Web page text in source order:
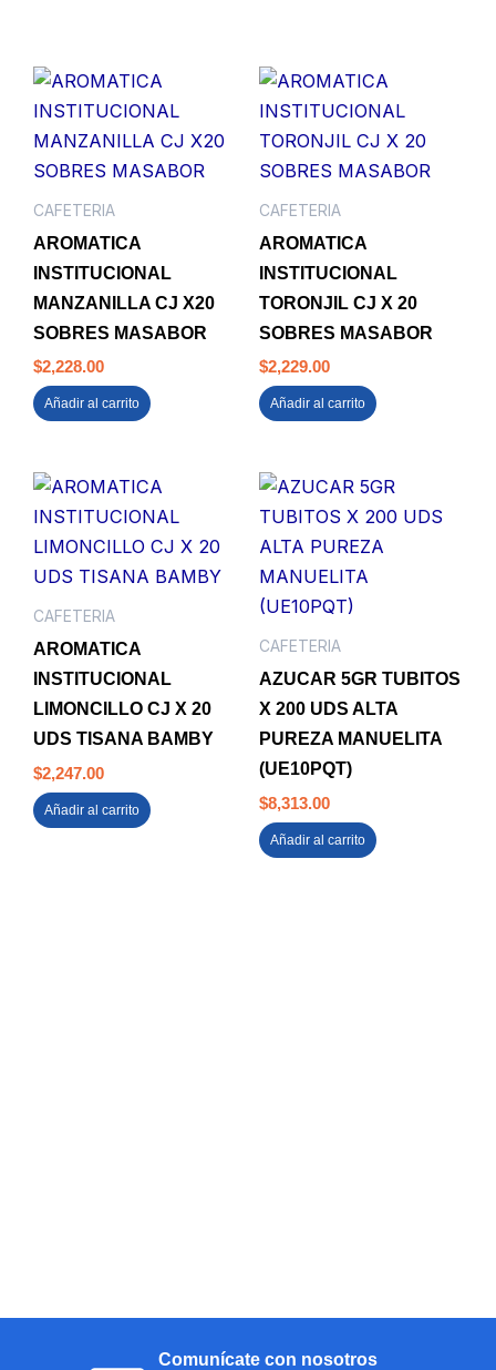
CAFETERIA
AROMATICA
INSTITUCIONAL
MANZANILLA CJ X20
SOBRES MASABOR
$2,228.00
Añadir al carrito
CAFETERIA
AROMATICA
INSTITUCIONAL
TORONJIL CJ X 20
SOBRES MASABOR
$2,229.00
Añadir al carrito
CAFETERIA
AROMATICA
INSTITUCIONAL
LIMONCILLO CJ X 20
UDS TISANA BAMBY
$2,247.00
Añadir al carrito
CAFETERIA
AZUCAR 5GR TUBITOS
X 200 UDS ALTA
PUREZA MANUELITA
(UE10PQT)
$8,313.00
Añadir al carrito
Comunícate con nosotros